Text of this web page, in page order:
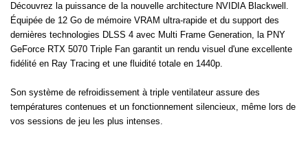
Découvrez la puissance de la nouvelle architecture NVIDIA Blackwell.
Équipée de 12 Go de mémoire VRAM ultra-rapide et du support des
dernières technologies DLSS 4 avec Multi Frame Generation, la PNY
GeForce RTX 5070 Triple Fan garantit un rendu visuel d'une excellente
fidélité en Ray Tracing et une fluidité totale en 1440p.
Son système de refroidissement à triple ventilateur assure des
températures contenues et un fonctionnement silencieux, même lors de
vos sessions de jeu les plus intenses.